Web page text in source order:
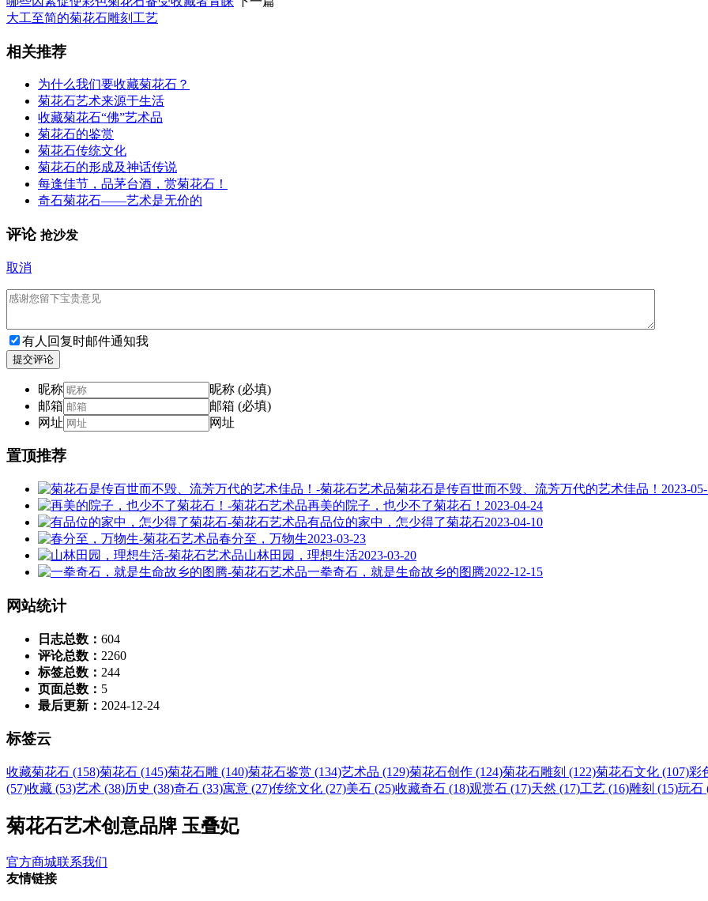
大工至简的菊花石雕刻工艺
相关推荐
为什么我们要收藏菊花石？
菊花石艺术来源于生活
收藏菊花石“佛”艺术品
菊花石的鉴赏
菊花石传统文化
菊花石的形成及神话传说
每逢佳节，品茅台酒，赏菊花石！
奇石菊花石——艺术是无价的
评论 抢沙发
取消
有人回复时邮件通知我
提交评论
昵称
昵称 (必填)
邮箱
邮箱 (必填)
网址
网址
置顶推荐
菊花石是传百世而不毁、流芳万代的艺术佳品！ 2023-
再美的院子，也少不了菊花石！ 2023-04-24
有品位的家中，怎少得了菊花石2023-04-10
春分至，万物生2023-03-23
山林田园，理想生活2023-03-20
一拳奇石，就是生命故乡的图腾2022-12-15
网站统计
日志总数： 604
评论总数： 2260
标签总数： 244
页面总数： 5
最后更新： 2024-12-24
标签云
收藏菊花石 (158)菊花石 (145)菊花石雕 (140)菊花石鉴赏 (134)艺术品 (129)菊花石创作 (124)菊花石雕刻 (122)菊花石文化 (107)彩
(57)收藏 (53)艺术 (38)历史 (38)奇石 (33)寓意 (27)传统文化 (27)美石 (25)收藏奇石 (18)观赏石 (17)天然 (17)工艺 (16)雕刻 (15)玩石
菊花石艺术创意品牌 玉叠妃
官方商城联系我们
友情链接